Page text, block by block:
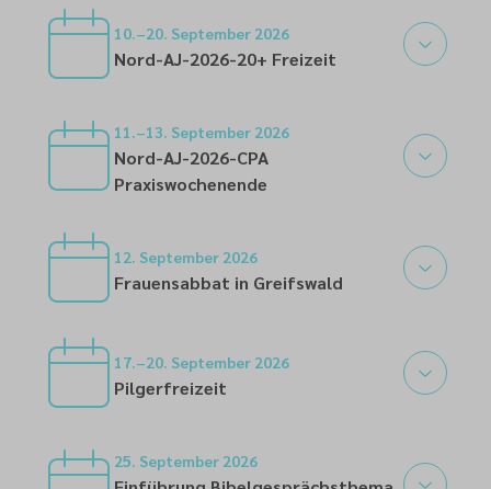
10.–20. September 2026
Nord-AJ-2026-20+ Freizeit
11.–13. September 2026
Nord-AJ-2026-CPA
Praxiswochenende
12. September 2026
Frauensabbat in Greifswald
17.–20. September 2026
Pilgerfreizeit
25. September 2026